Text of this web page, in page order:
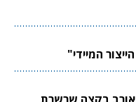
צוואר הבקבוק הבא בשוק ה-AI אורב בקצה שרשרת